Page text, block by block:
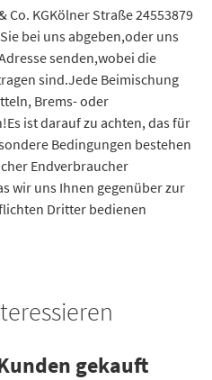
Co. KGKölner Straße 24553879
bei uns abgeben,oder uns
senden,wobei die
sind.Jede Beimischung
Brems- oder
ist darauf zu achten, das für
Bedingungen bestehen
Endverbraucher
wir uns Ihnen gegenüber zur
Dritter bedienen
gekauft